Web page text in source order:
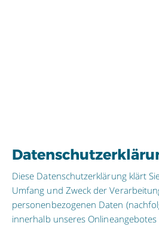
Diese Datenschutzerklärung klärt
Umfang und Zweck der
personenbezogenen Daten
innerhalb unseres